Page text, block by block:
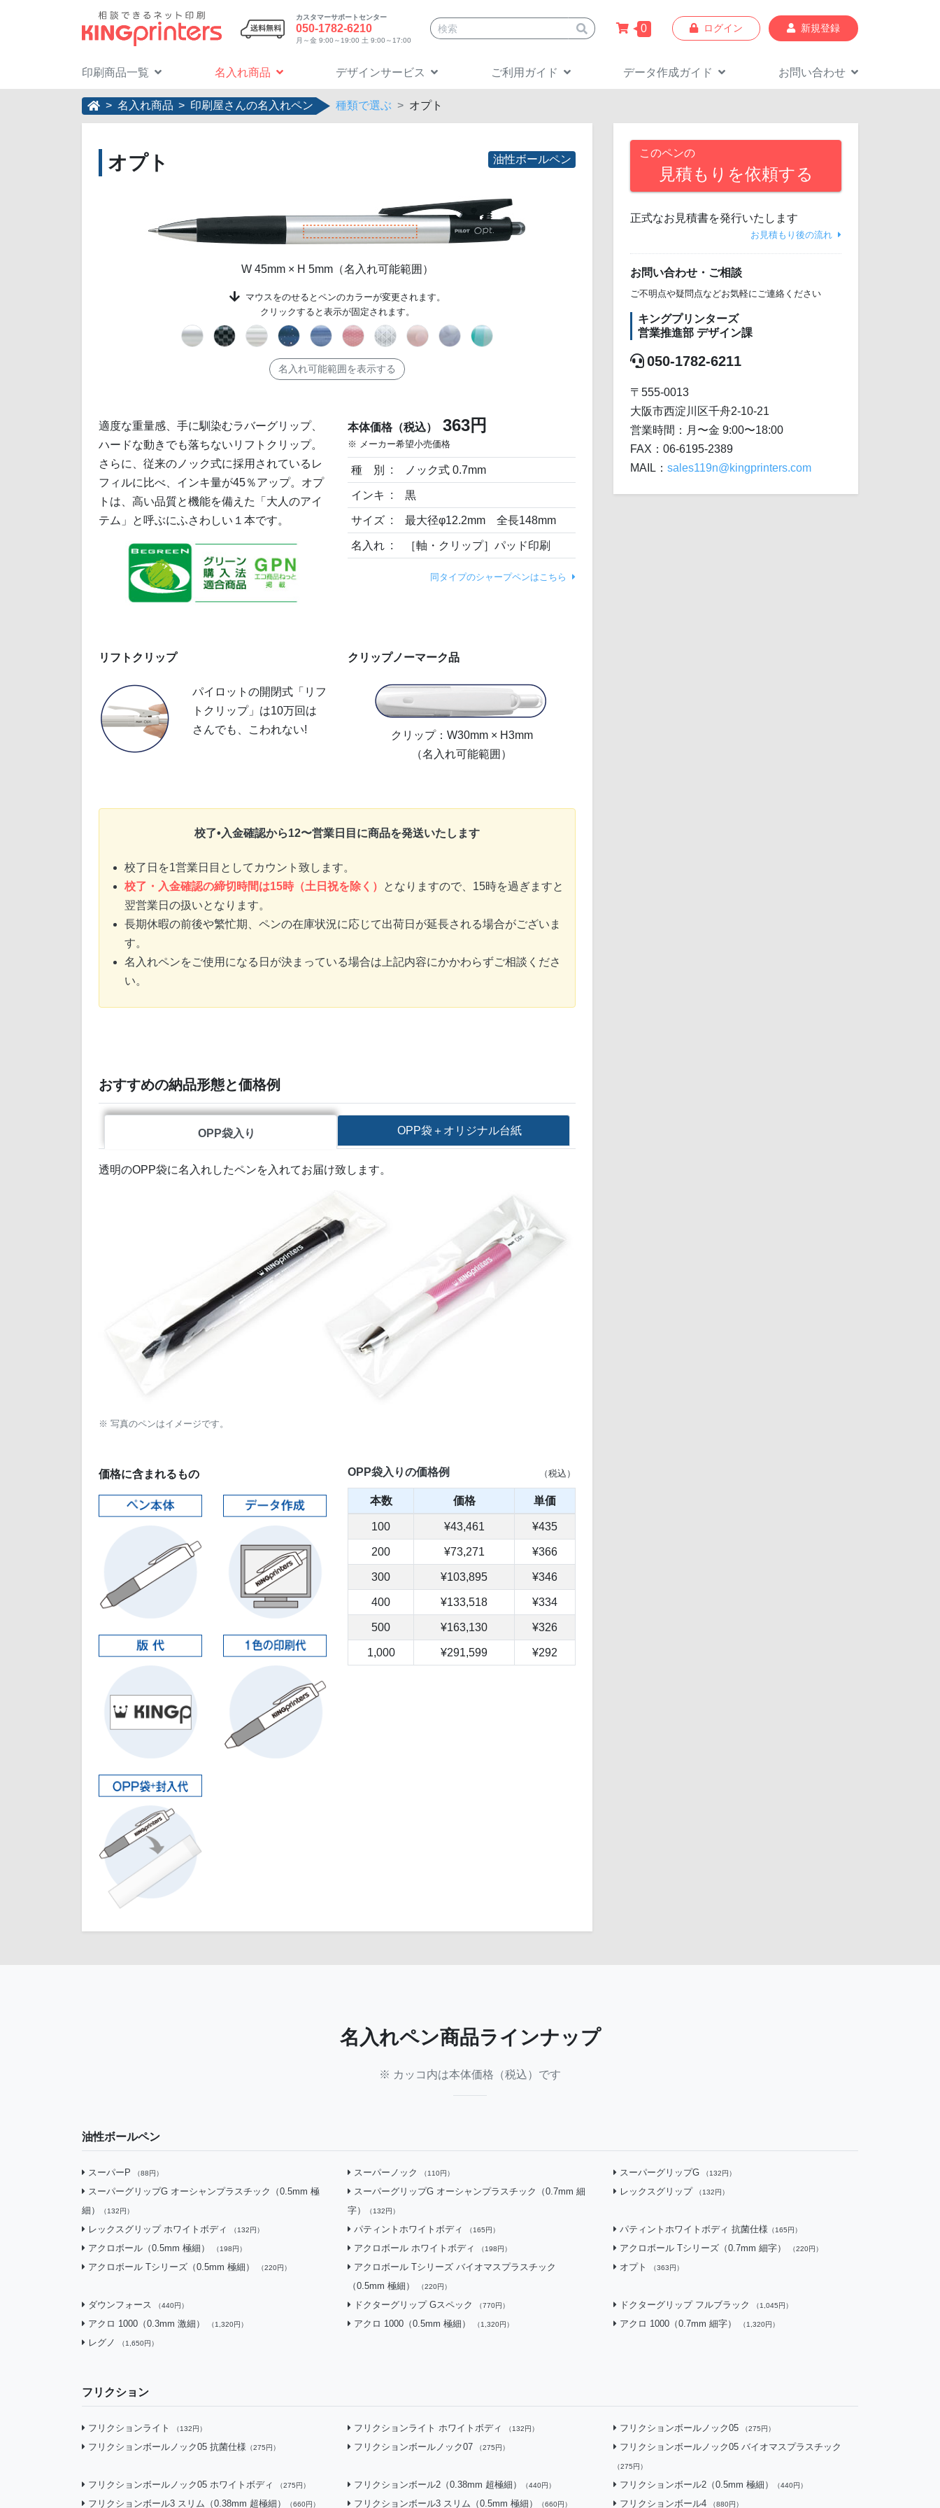
カスタマーサポートセンター
050-1782-6210
月～金 9:00～19:00 土 9:00～17:00
サイト内検索 0 ログイン 新規登録
印刷商品一覧 名入れ商品 デザインサービス ご利用ガイド データ作成ガイド お問い合わせ
名入れ商品 印刷屋さんの名入れペン 種類で選ぶ オプト
オプト 油性ボールペン
W 45mm × H 5mm（名入れ可能範囲）
マウスをのせる とペンのカラーが変更されます。
クリックすると表示が固定されます。
名入れ可能範囲を表示する
適度な重量感、手に馴染むラバーグリップ、
ハードな動きでも落ちないリフトクリップ。
さらに、従来のノック式に採用されているレ
フィルに比べ、インキ量が45％アップ。オプ
トは、高い品質と機能を備えた「大人のアイ
テム」と呼ぶにふさわしい１本です。
本体価格（税込） 363円
※ メーカー希望小売価格
種 別 ノック式 0.7mm
インキ 黒
サイズ 最大径φ12.2mm 全長148mm
名入れ ［軸・クリップ］パッド印刷
同タイプのシャープペンはこちら
リフトクリップ
パイロットの開閉式「リフ
トクリップ」は10万回は
さんでも、こわれない!
クリップノーマーク品
クリップ：W30mm × H3mm
（名入れ可能範囲）
校了•入金確認から12〜営業日目に商品を発送いたします
校了日を1営業日目としてカウント致します。
校了・入金確認の締切時間は15時（土日祝を除く）
となりますので、15時を過ぎますと
翌営業日の扱いとなります。
長期休暇の前後や繁忙期、ペンの在庫状況に応じて出荷日が延長される場合がございま
す。
名入れペンをご使用になる日が決まっている場合は上記内容にかかわらずご相談くださ
い。
おすすめの納品形態と価格例
OPP袋入り OPP袋＋オリジナル台紙
透明のOPP袋に名入れしたペンを入れてお届け致します。
※ 写真のペンはイメージです。
価格に含まれるもの OPP袋入りの価格例 （税込）
本数 価格 単価
100 ¥43,461 ¥435
200 ¥73,271 ¥366
300 ¥103,895 ¥346
400 ¥133,518 ¥334
500 ¥163,130 ¥326
1,000 ¥291,599 ¥292
このペンの
見積もりを依頼する
正式なお見積書を発行いたします
お見積もり後の流れ
お問い合わせ・ご相談
ご不明点や疑問点などお気軽にご連絡ください
キングプリンターズ
営業推進部 デザイン課
050-1782-6211
〒555-0013
大阪市西淀川区千舟2-10-21
営業時間：月〜金 9:00〜18:00
FAX：06-6195-2389
MAIL： sales119n@kingprinters.com
名入れペン商品ラインナップ
※ カッコ内は本体価格（税込）です
油性ボールペン
スーパーP （88円） スーパーノック （110円） スーパーグリップG （132円）
スーパーグリップG オーシャンプラスチック（0.5mm 極
細）
（132円）
スーパーグリップG オーシャンプラスチック（0.7mm 細
字）
（132円）
レックスグリップ （132円）
レックスグリップ ホワイトボディ （132円） パティントホワイトボディ （165円） パティントホワイトボディ 抗菌仕様 （165円）
アクロボール（0.5mm 極細） （198円） アクロボール ホワイトボディ （198円） アクロボール Tシリーズ（0.7mm 細字） （220円）
アクロボール Tシリーズ（0.5mm 極細） （220円）
アクロボール Tシリーズ バイオマスプラスチック
（0.5mm 極細）
（220円）
オプト （363円）
ダウンフォース （440円） ドクターグリップ Gスペック （770円） ドクターグリップ フルブラック （1,045円）
アクロ 1000（0.3mm 激細） （1,320円） アクロ 1000（0.5mm 極細） （1,320円） アクロ 1000（0.7mm 細字） （1,320円）
レグノ （1,650円）
フリクション
フリクションライト （132円） フリクションライト ホワイトボディ （132円） フリクションボールノック05 （275円）
フリクションボールノック05 抗菌仕様 （275円） フリクションボールノック07 （275円） フリクションボールノック05 バイオマスプラスチック
（275円）
フリクションボールノック05 ホワイトボディ （275円） フリクションボール2（0.38mm 超極細） （440円） フリクションボール2（0.5mm 極細） （440円）
フリクションボール3 スリム（0.38mm 超極細） （660円） フリクションボール3 スリム（0.5mm 極細） （660円） フリクションボール4 （880円）